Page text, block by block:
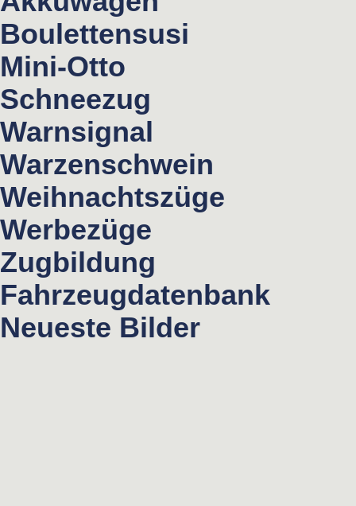
Boulettensusi
Mini-Otto
Schneezug
Warnsignal
Warzenschwein
Weihnachtszüge
Werbezüge
Zugbildung
Fahrzeugdatenbank
Neueste Bilder